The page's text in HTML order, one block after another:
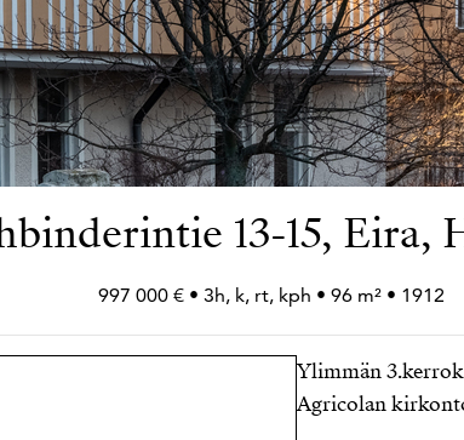
13-15, Eira,
997 000 € • 3h, k, rt, kph • 96 m² • 1912
Ylimmän
Agricolan